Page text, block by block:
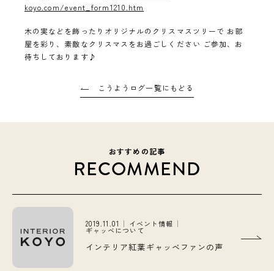
koyo.com/event_form1210.htm
木の実などを飾ったりオリジナルのクリスマスツリーで お部
屋を彩り、素敵なクリスマスをお過ごしください ご参加、お
待ちしております♪
こうようログ一覧にもどる
おすすめの記事
RECOMMEND
2019.11.01 イベント情報
ギャッベについて
インテリア紅葉ギャッベファンの声